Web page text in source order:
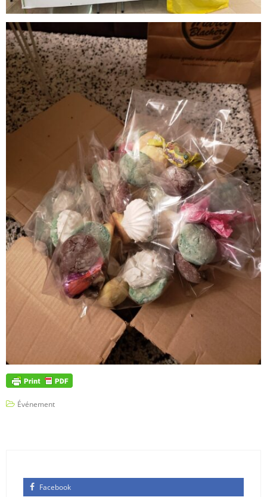
Événement
Facebook